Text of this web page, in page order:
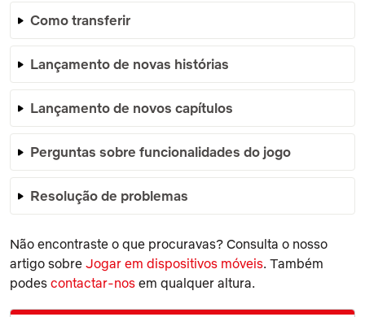
Como transferir
Lançamento de novas histórias
Lançamento de novos capítulos
Perguntas sobre funcionalidades do jogo
Resolução de problemas
Não encontraste o que procuravas? Consulta o nosso
artigo sobre Jogar em dispositivos móveis. Também
podes contactar-nos em qualquer altura.